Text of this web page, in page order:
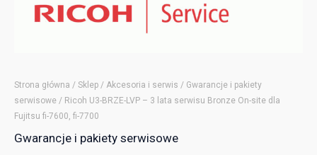
Strona główna / Sklep / Akcesoria i serwis / Gwarancje i pakiety
serwisowe / Ricoh U3-BRZE-LVP – 3 lata serwisu Bronze On-site dla
Fujitsu fi-7600, fi-7700
Gwarancje i pakiety serwisowe